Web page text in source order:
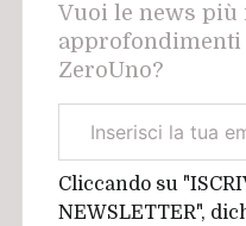
Vuoi le news
ZeroUno?
aziendale
Cliccando su
NEWSLETTER",